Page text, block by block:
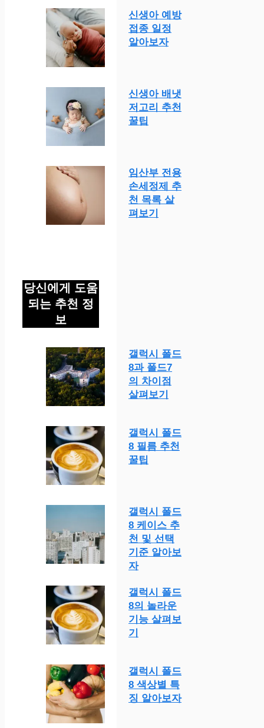
신생아 예방
접종 일정
알아보자
신생아 배냇
저고리 추천
꿀팁
임산부 전용
손세정제 추
천 목록 살
펴보기
당신에게 도움
되는 추천 정
보
갤럭시 폴드
8과 폴드7
의 차이점
살펴보기
갤럭시 폴드
8 필름 추천
꿀팁
갤럭시 폴드
8 케이스 추
천 및 선택
기준 알아보
자
갤럭시 폴드
8의 놀라운
기능 살펴보
기
갤럭시 폴드
8 색상별 특
징 알아보자